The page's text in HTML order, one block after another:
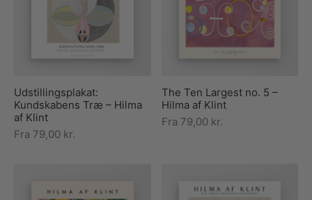
Udstillingsplakat:
Kundskabens Træ – Hilma
af Klint
Fra 79,00 kr.
The Ten Largest no. 5 –
Hilma af Klint
Fra 79,00 kr.